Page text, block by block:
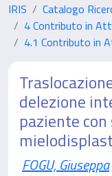
IRIS
Catalogo
4 Contributo in
4.1 Contributo in
delezione
paziente
FOGU, Giuseppa